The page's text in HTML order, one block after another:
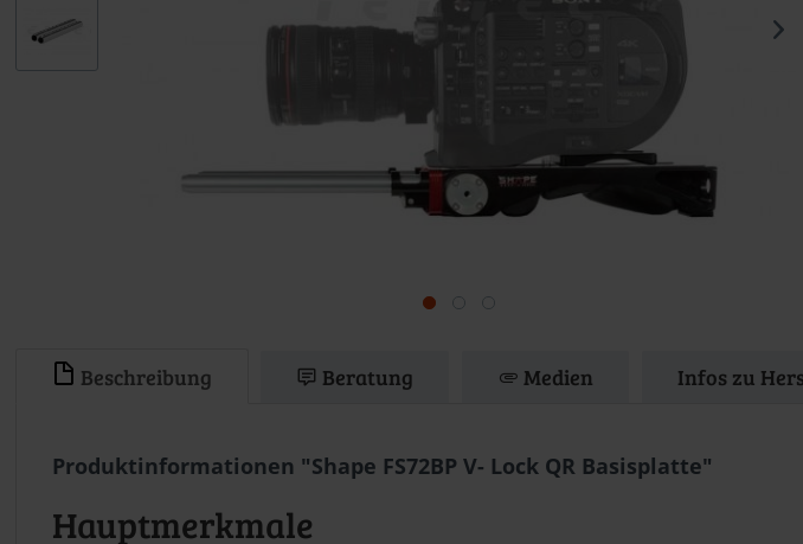
Beschreibung Beratung Medien Infos zu
Produktinformationen "Shape FS72BP V- Lock QR Basisplatte"
Hauptmerkmale